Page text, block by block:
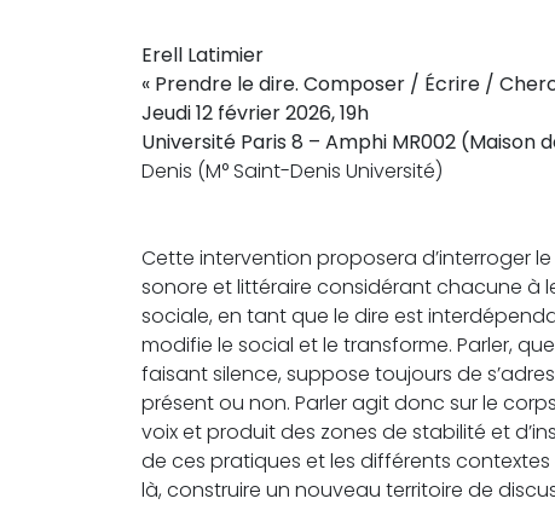
Erell Latimier
« Prendre le dire. Composer / Écrire /
Jeudi 12 février 2026, 19h
Université Paris 8 – Amphi MR002 (Maison
Denis (M° Saint-Denis Université)
Cette intervention proposera d’interroger
sonore et littéraire considérant chacune à
sociale, en tant que le dire est
modifie le social et le transforme. Parler,
faisant silence, suppose toujours de
présent ou non. Parler agit donc sur le
voix et produit des zones de stabilité et
de ces pratiques et les différents
là, construire un nouveau territoire de